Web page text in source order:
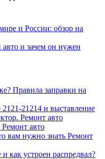
и России: обзор на
и зачем он нужен
Правила заправки на
21214 и выставление
Ремонт авто
Ремонт авто
вам нужно знать Ремонт
как устроен распредвал?